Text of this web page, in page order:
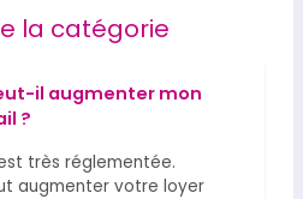
la catégorie
il augmenter mon
?
très réglementée.
augmenter votre loyer